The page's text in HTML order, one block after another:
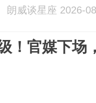
朗威谈星座 2026-
！官媒下场